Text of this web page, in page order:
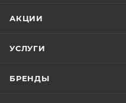
АКЦИИ
УСЛУГИ
БРЕНДЫ